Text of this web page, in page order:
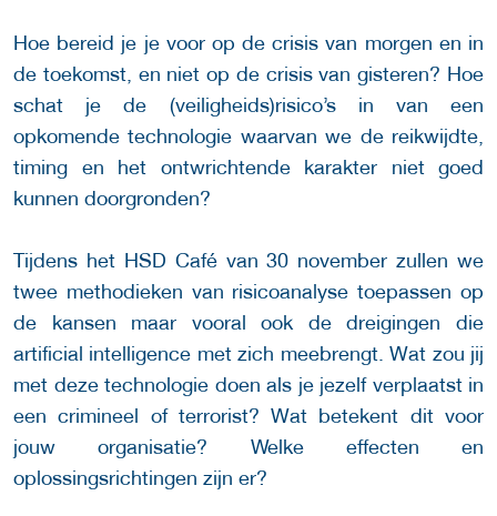
Hoe bereid je je voor op de crisis van morgen en in
de toekomst, en niet op de crisis van gisteren? Hoe
schat je de (veiligheids)risico’s in van een
opkomende technologie waarvan we de reikwijdte,
timing en het ontwrichtende karakter niet goed
kunnen doorgronden?
Tijdens het HSD Café van 30 november zullen we
twee methodieken van risicoanalyse toepassen op
de kansen maar vooral ook de dreigingen die
artificial intelligence met zich meebrengt. Wat zou jij
met deze technologie doen als je jezelf verplaatst in
een crimineel of terrorist? Wat betekent dit voor
jouw organisatie? Welke effecten en
oplossingsrichtingen zijn er?